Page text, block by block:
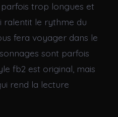
parfois trop longues et
ralentit le rythme du
fera voyager dans le
sont parfois
fb2 est original, mais
rend la lecture